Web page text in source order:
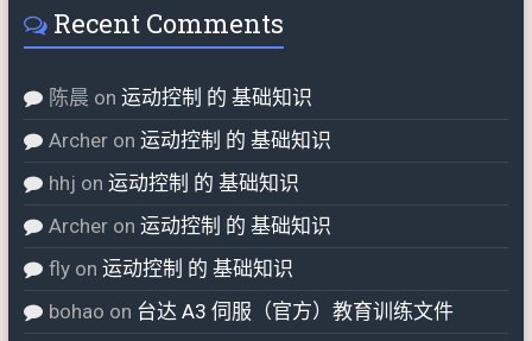
Recent Comments
陈晨 on 运动控制 的 基础知识
Archeron 运动控制 的 基础知识
hhj on 运动控制 的 基础知识
Archeron 运动控制 的 基础知识
flyon 运动控制 的 基础知识
bohao on 台达 A3 伺服（官方）教育训练文件